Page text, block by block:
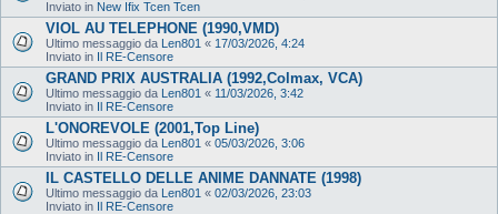
Inviato in New Ifix Tcen Tcen
VIOL AU TELEPHONE (1990,VMD)
Ultimo messaggio da Len801 « 17/03/2026, 4:24
Inviato in Il RE-Censore
GRAND PRIX AUSTRALIA (1992,Colmax, VCA)
Ultimo messaggio da Len801 « 11/03/2026, 3:42
Inviato in Il RE-Censore
L'ONOREVOLE (2001,Top Line)
Ultimo messaggio da Len801 « 05/03/2026, 3:06
Inviato in Il RE-Censore
IL CASTELLO DELLE ANIME DANNATE (1998)
Ultimo messaggio da Len801 « 02/03/2026, 23:03
Inviato in Il RE-Censore